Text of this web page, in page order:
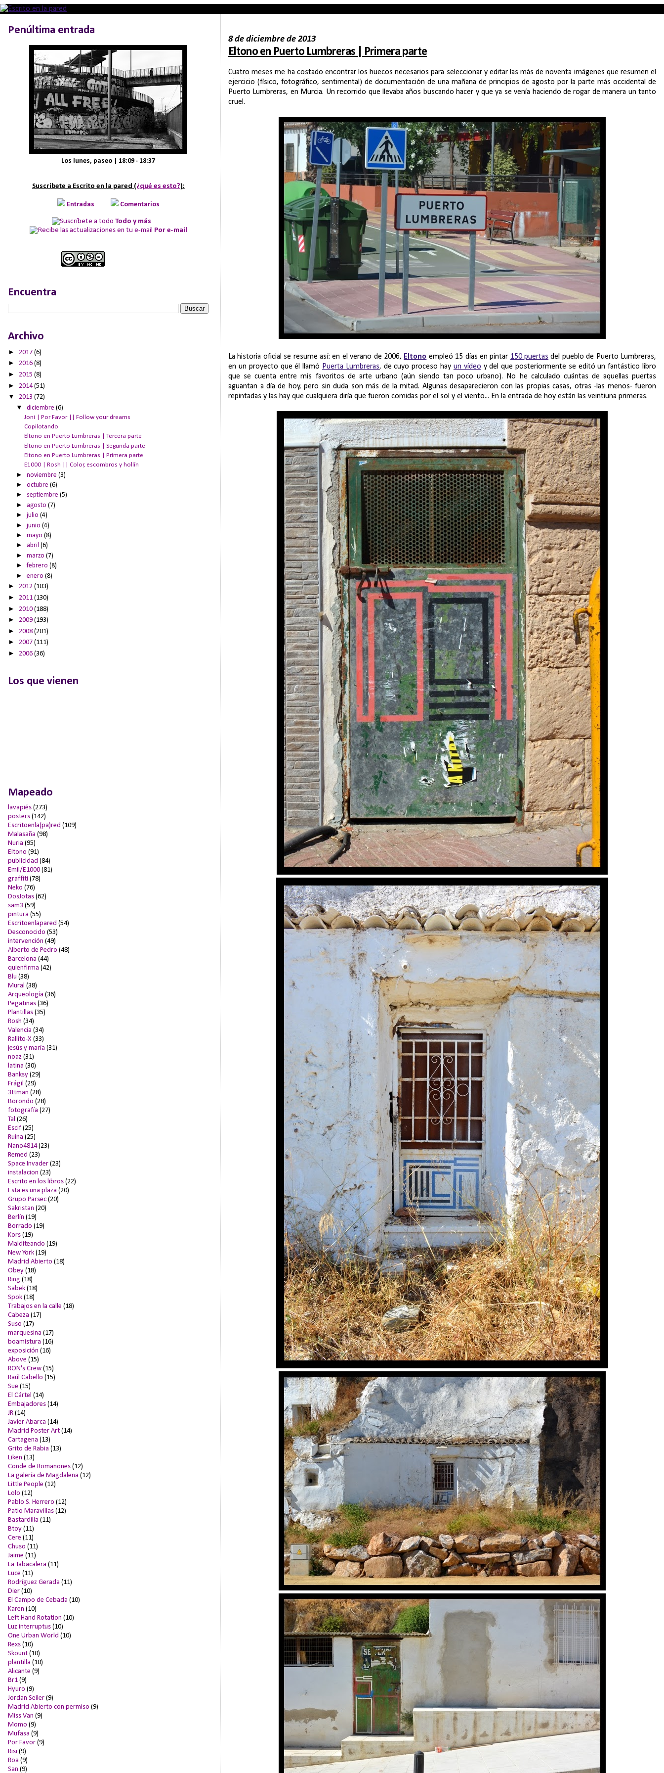
8 de diciembre de 2013
Eltono en Puerto Lumbreras | Primera parte
Cuatro meses me ha costado encontrar los huecos necesarios para seleccionar y editar las más de noventa imágenes que resumen el
ejercicio (físico, fotográfico, sentimental) de documentación de una mañana de principios de agosto por la parte más occidental de
Puerto Lumbreras, en Murcia. Un recorrido que llevaba años buscando hacer y que ya se venía haciendo de rogar de manera un tanto
cruel.
La historia oficial se resume así: en el verano de 2006, Eltono empleó 15 días en pintar 150 puertas del pueblo de Puerto Lumbreras,
en un proyecto que él llamó Puerta Lumbreras, de cuyo proceso hay un vídeo y del que posteriormente se editó un fantástico libro
que se cuenta entre mis favoritos de arte urbano (aún siendo tan poco urbano). No he calculado cuántas de aquellas puertas
aguantan a día de hoy, pero sin duda son más de la mitad. Algunas desaparecieron con las propias casas, otras -las menos- fueron
repintadas y las hay que cualquiera diría que fueron comidas por el sol y el viento... En la entrada de hoy están las veintiuna primeras.
Penúltima entrada
Los lunes, paseo | 18:09 - 18:37
Suscríbete a Escrito en la pared (¿qué es esto?):
Entradas Comentarios
Todo y más
Por e-mail
Encuentra
Archivo
► 2017 (6)
► 2016 (8)
► 2015 (8)
► 2014(51)
▼ 2013 (72)
▼diciembre(6)
Joni | Por Favor || Follow your dreams
Copilotando
Eltono en Puerto Lumbreras | Tercera parte
Eltono en Puerto Lumbreras | Segunda parte
Eltono en Puerto Lumbreras | Primera parte
E1000 | Rosh || Color, escombros y hollín
►noviembre(3)
►octubre(6)
► septiembre(5)
► agosto(7)
►julio(4)
►junio(4)
►mayo(8)
► abril(6)
►marzo(7)
►febrero(8)
►enero(8)
► 2012 (103)
► 2011 (130)
► 2010 (188)
► 2009 (193)
► 2008 (201)
► 2007 (111)
► 2006 (36)
Los que vienen
Mapeado
lavapiés (273)
posters (142)
Escritoenla(pa)red (109)
Malasaña (98)
Nuria (95)
Eltono (91)
publicidad (84)
Emil/E1000 (81)
graffiti (78)
Neko (76)
DosJotas (62)
sam3 (59)
pintura (55)
Escritoenlapared (54)
Desconocido (53)
intervención (49)
Alberto de Pedro (48)
Barcelona (44)
quienfirma (42)
Blu (38)
Mural (38)
Arqueología (36)
Pegatinas (36)
Plantillas (35)
Rosh (34)
Valencia (34)
Rallito-X (33)
jesús y maría (31)
noaz (31)
latina (30)
Banksy (29)
Frágil (29)
3ttman (28)
Borondo (28)
fotografía (27)
Tal (26)
Escif (25)
Ruina (25)
Nano4814 (23)
Remed (23)
Space Invader (23)
instalacion (23)
Escrito en los libros (22)
Esta es una plaza (20)
Grupo Parsec (20)
Sakristan (20)
Berlín (19)
Borrado (19)
Kors (19)
Malditeando (19)
New York (19)
Madrid Abierto (18)
Obey (18)
Ring (18)
Sabek (18)
Spok (18)
Trabajos en la calle (18)
Cabeza (17)
Suso (17)
marquesina (17)
boamistura (16)
exposición (16)
Above (15)
RON's Crew (15)
Raúl Cabello (15)
Sue (15)
El Cártel (14)
Embajadores (14)
JR (14)
Javier Abarca (14)
Madrid Poster Art (14)
Cartagena (13)
Grito de Rabia (13)
Liken (13)
Conde de Romanones (12)
La galería de Magdalena (12)
Little People (12)
Lolo (12)
Pablo S. Herrero (12)
Patio Maravillas (12)
Bastardilla (11)
Btoy (11)
Cere (11)
Chuso (11)
Jaime (11)
La Tabacalera (11)
Luce (11)
Rodríguez Gerada (11)
Dier (10)
El Campo de Cebada (10)
Karen (10)
Left Hand Rotation (10)
Luz interruptus (10)
One Urban World (10)
Rexs (10)
Skount (10)
plantilla (10)
Alicante (9)
Br1 (9)
Hyuro (9)
Jordan Seiler (9)
Madrid Abierto con permiso (9)
Miss Van (9)
Momo (9)
Mufasa (9)
Por Favor (9)
Risi (9)
Roa (9)
San (9)